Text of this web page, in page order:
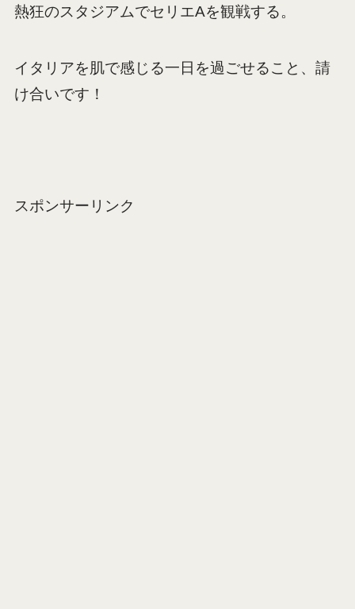
熱狂のスタジアムでセリエAを観戦する。
イタリアを肌で感じる一日を過ごせること、請
け合いです！
スポンサーリンク